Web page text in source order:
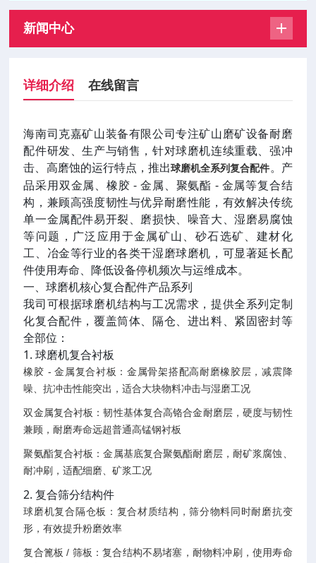
新闻中心
详细介绍 在线留言
海南司克嘉矿山装备有限公司专注矿山磨矿设备耐磨
配件研发、生产与销售，针对球磨机连续重载、强冲
击、高磨蚀的运行特点，推出球磨机全系列复合配件。产
品采用双金属、橡胶 - 金属、聚氨酯 - 金属等复合结
构，兼顾高强度韧性与优异耐磨性能，有效解决传统
单一金属配件易开裂、磨损快、噪音大、湿磨易腐蚀
等问题，广泛应用于金属矿山、砂石选矿、建材化
工、冶金等行业的各类干湿磨球磨机，可显著延长配
件使用寿命、降低设备停机频次与运维成本。
一、球磨机核心复合配件产品系列
我司可根据球磨机结构与工况需求，提供全系列定制
化复合配件，覆盖筒体、隔仓、进出料、紧固密封等
全部位：
1. 球磨机复合衬板
橡胶 - 金属复合衬板：金属骨架搭配高耐磨橡胶层，减震降
噪、抗冲击性能突出，适合大块物料冲击与湿磨工况
双金属复合衬板：韧性基体复合高铬合金耐磨层，硬度与韧性
兼顾，耐磨寿命远超普通高锰钢衬板
聚氨酯复合衬板：金属基底复合聚氨酯耐磨层，耐矿浆腐蚀、
耐冲刷，适配细磨、矿浆工况
2. 复合筛分结构件
球磨机复合隔仓板：复合材质结构，筛分物料同时耐磨抗变
形，有效提升粉磨效率
复合篦板 / 筛板：复合结构不易堵塞，耐物料冲刷，使用寿命